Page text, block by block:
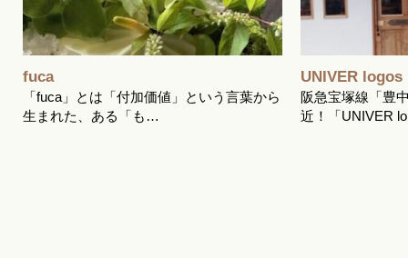
fuca
「fuca」とは「付加価値」という言葉から
生まれた、ある「も…
UNIVER logos
阪急宝塚線「豊
近！「UNIVER